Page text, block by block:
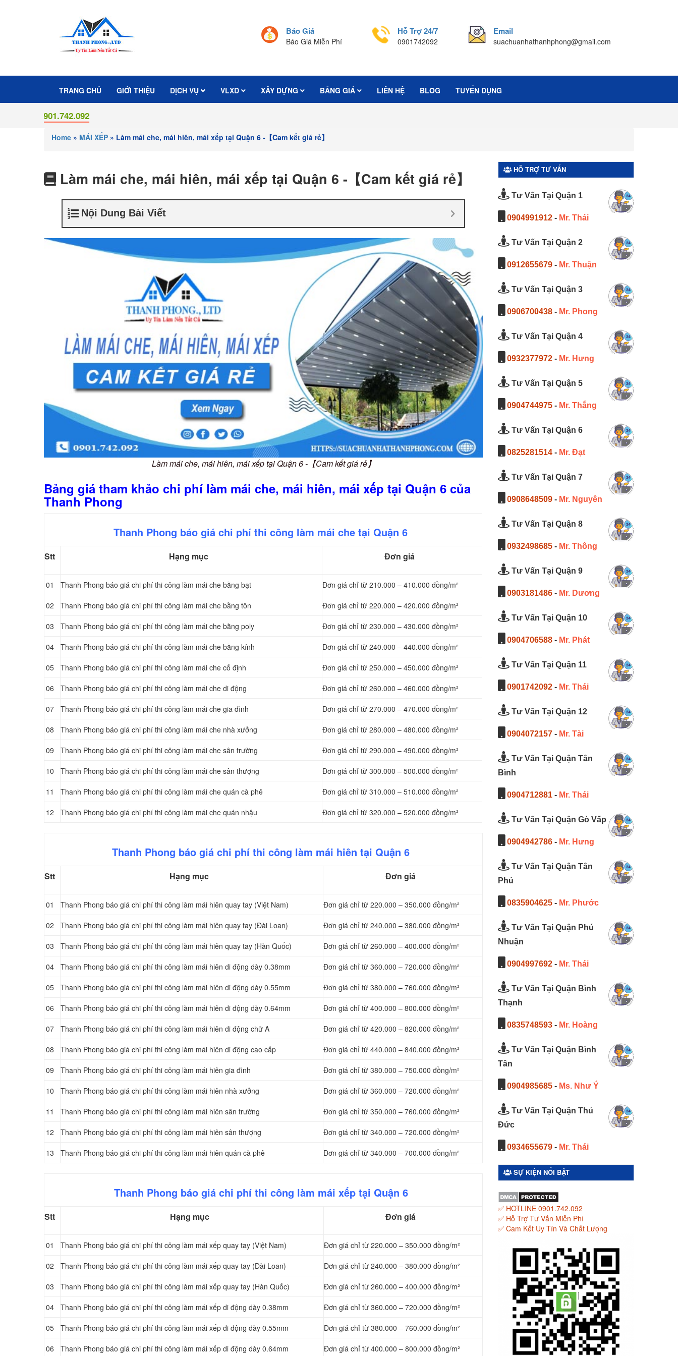
Báo Giá
Báo Giá Miễn Phí
Hỗ Trợ 24/7
0901742092
Email
suachuanhathanhphong@gmail.com
TRANG CHỦ GIỚI THIỆU DỊCH VỤ VLXD XÂY DỰNG BẢNG GIÁ LIÊN HỆ BLOG TUYỂN DỤNG
0901.742.092
Home » MÁI XẾP » Làm mái che, mái hiên, mái xếp tại Quận 6 -【Cam kết giá rẻ】
Làm mái che, mái hiên, mái xếp tại Quận 6 -【Cam kết giá rẻ】
Nội Dung Bài Viết
Làm mái che, mái hiên, mái xếp tại Quận 6 -【Cam kết giá rẻ】
Bảng giá tham khảo chi phí làm mái che, mái hiên, mái xếp tại Quận 6 của
Thanh Phong
Thanh Phong báo giá chi phí thi công làm mái che tại Quận 6
Stt Hạng mục Đơn giá
01 Thanh Phong báo giá chi phí thi công làm mái che bằng bạt Đơn giá chỉ từ 210.000 – 410.000 đồng/m²
02 Thanh Phong báo giá chi phí thi công làm mái che bằng tôn Đơn giá chỉ từ 220.000 – 420.000 đồng/m²
03 Thanh Phong báo giá chi phí thi công làm mái che bằng poly Đơn giá chỉ từ 230.000 – 430.000 đồng/m²
04 Thanh Phong báo giá chi phí thi công làm mái che bằng kính Đơn giá chỉ từ 240.000 – 440.000 đồng/m²
05 Thanh Phong báo giá chi phí thi công làm mái che cố định Đơn giá chỉ từ 250.000 – 450.000 đồng/m²
06 Thanh Phong báo giá chi phí thi công làm mái che di động Đơn giá chỉ từ 260.000 – 460.000 đồng/m²
07 Thanh Phong báo giá chi phí thi công làm mái che gia đình Đơn giá chỉ từ 270.000 – 470.000 đồng/m²
08 Thanh Phong báo giá chi phí thi công làm mái che nhà xưởng Đơn giá chỉ từ 280.000 – 480.000 đồng/m²
09 Thanh Phong báo giá chi phí thi công làm mái che sân trường Đơn giá chỉ từ 290.000 – 490.000 đồng/m²
10 Thanh Phong báo giá chi phí thi công làm mái che sân thượng Đơn giá chỉ từ 300.000 – 500.000 đồng/m²
11 Thanh Phong báo giá chi phí thi công làm mái che quán cà phê Đơn giá chỉ từ 310.000 – 510.000 đồng/m²
12 Thanh Phong báo giá chi phí thi công làm mái che quán nhậu Đơn giá chỉ từ 320.000 – 520.000 đồng/m²
Thanh Phong báo giá chi phí thi công làm mái hiên tại Quận 6
Stt Hạng mục Đơn giá
01 Thanh Phong báo giá chi phí thi công làm mái hiên quay tay (Việt Nam) Đơn giá chỉ từ 220.000 – 350.000 đồng/m²
02 Thanh Phong báo giá chi phí thi công làm mái hiên quay tay (Đài Loan) Đơn giá chỉ từ 240.000 – 380.000 đồng/m²
03 Thanh Phong báo giá chi phí thi công làm mái hiên quay tay (Hàn Quốc) Đơn giá chỉ từ 260.000 – 400.000 đồng/m²
04 Thanh Phong báo giá chi phí thi công làm mái hiên di động dày 0.38mm Đơn giá chỉ từ 360.000 – 720.000 đồng/m²
05 Thanh Phong báo giá chi phí thi công làm mái hiên di động dày 0.55mm Đơn giá chỉ từ 380.000 – 760.000 đồng/m²
06 Thanh Phong báo giá chi phí thi công làm mái hiên di động dày 0.64mm Đơn giá chỉ từ 400.000 – 800.000 đồng/m²
07 Thanh Phong báo giá chi phí thi công làm mái hiên di động chữ A Đơn giá chỉ từ 420.000 – 820.000 đồng/m²
08 Thanh Phong báo giá chi phí thi công làm mái hiên di động cao cấp Đơn giá chỉ từ 440.000 – 840.000 đồng/m²
09 Thanh Phong báo giá chi phí thi công làm mái hiên gia đình Đơn giá chỉ từ 380.000 – 750.000 đồng/m²
10 Thanh Phong báo giá chi phí thi công làm mái hiên nhà xưởng Đơn giá chỉ từ 360.000 – 720.000 đồng/m²
11 Thanh Phong báo giá chi phí thi công làm mái hiên sân trường Đơn giá chỉ từ 350.000 – 760.000 đồng/m²
12 Thanh Phong báo giá chi phí thi công làm mái hiên sân thượng Đơn giá chỉ từ 340.000 – 720.000 đồng/m²
13 Thanh Phong báo giá chi phí thi công làm mái hiên quán cà phê Đơn giá chỉ từ 340.000 – 700.000 đồng/m²
Thanh Phong báo giá chi phí thi công làm mái xếp tại Quận 6
Stt Hạng mục Đơn giá
01 Thanh Phong báo giá chi phí thi công làm mái xếp quay tay (Việt Nam) Đơn giá chỉ từ 220.000 – 350.000 đồng/m²
02 Thanh Phong báo giá chi phí thi công làm mái xếp quay tay (Đài Loan) Đơn giá chỉ từ 240.000 – 380.000 đồng/m²
03 Thanh Phong báo giá chi phí thi công làm mái xếp quay tay (Hàn Quốc) Đơn giá chỉ từ 260.000 – 400.000 đồng/m²
04 Thanh Phong báo giá chi phí thi công làm mái xếp di động dày 0.38mm Đơn giá chỉ từ 360.000 – 720.000 đồng/m²
05 Thanh Phong báo giá chi phí thi công làm mái xếp di động dày 0.55mm Đơn giá chỉ từ 380.000 – 760.000 đồng/m²
06 Thanh Phong báo giá chi phí thi công làm mái xếp di động dày 0.64mm Đơn giá chỉ từ 400.000 – 800.000 đồng/m²
HỖ TRỢ TƯ VẤN
Tư Vấn Tại Quận 1
0904991912 - Mr. Thái
Tư Vấn Tại Quận 2
0912655679 - Mr. Thuận
Tư Vấn Tại Quận 3
0906700438 - Mr. Phong
Tư Vấn Tại Quận 4
0932377972 - Mr. Hưng
Tư Vấn Tại Quận 5
0904744975 - Mr. Thắng
Tư Vấn Tại Quận 6
0825281514 - Mr. Đạt
Tư Vấn Tại Quận 7
0908648509 - Mr. Nguyên
Tư Vấn Tại Quận 8
0932498685 - Mr. Thông
Tư Vấn Tại Quận 9
0903181486 - Mr. Dương
Tư Vấn Tại Quận 10
0904706588 - Mr. Phát
Tư Vấn Tại Quận 11
0901742092 - Mr. Thái
Tư Vấn Tại Quận 12
0904072157 - Mr. Tài
Tư Vấn Tại Quận Tân
Bình
0904712881 - Mr. Thái
Tư Vấn Tại Quận Gò Vấp
0904942786 - Mr. Hưng
Tư Vấn Tại Quận Tân
Phú
0835904625 - Mr. Phước
Tư Vấn Tại Quận Phú
Nhuận
0904997692 - Mr. Thái
Tư Vấn Tại Quận Bình
Thạnh
0835748593 - Mr. Hoàng
Tư Vấn Tại Quận Bình
Tân
0904985685 - Ms. Như Ý
Tư Vấn Tại Quận Thủ
Đức
0934655679 - Mr. Thái
SỰ KIỆN NỔI BẬT
✅ HOTLINE 0901.742.092
✅ Hỗ Trợ Tư Vấn Miễn Phí
✅ Cam Kết Uy Tín Và Chất Lượng